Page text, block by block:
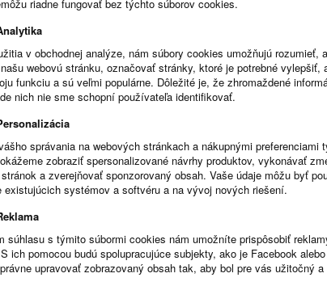
Prílohy k zmluvám
1500ks
1,5 MBna prílohu
Prílohy k objednávkam
1000ks/mesačne
1,5 MBna prílohu
Prílohy k faktúram
1000ks/mesačne
1,5 MBna prílohu
riadne fungovať bez týchto súborov cookies.
v obchodnej analýze, nám súbory cookies umožňujú rozumieť,
webovú stránku, označovať stránky, ktoré je potrebné vylepšiť,
funkciu a sú veľmi populárne. Dôležité je, že zhromaždené
nich nie sme schopní používateľa identifikovať.
správania na webových stránkach a nákupnými preferenciami
zobraziť spersonalizované návrhy produktov, vykonávať
a zverejňovať sponzorovaný obsah. Vaše údaje môžu byť
existujúcich systémov a softvéru a na vývoj nových riešení.
súhlasu s týmito súbormi cookies nám umožníte prispôsobiť
ich pomocou budú spolupracujúce subjekty, ako je Facebook
upravovať zobrazovaný obsah tak, aby bol pre vás užitočný a